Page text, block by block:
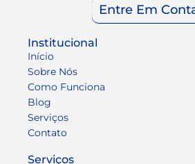
Entre Em
Institucional
Início
Sobre Nós
Como Funciona
Blog
Serviços
Contato
Serviços